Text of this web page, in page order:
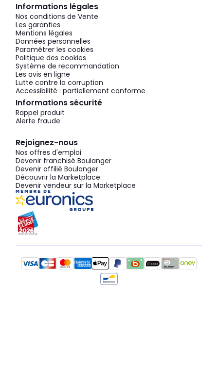
Informations légales
Nos conditions de Vente
Les garanties
Mentions légales
Données personnelles
Paramétrer les cookies
Politique des cookies
Système de recommandation
Les avis en ligne
Lutte contre la corruption
Accessibilité : partiellement conforme
Informations sécurité
Rappel produit
Alerte fraude
Rejoignez-nous
Nos offres d'emploi
Devenir franchisé Boulanger
Devenir affilié Boulanger
Découvrir la Marketplace
Devenir vendeur sur la Marketplace